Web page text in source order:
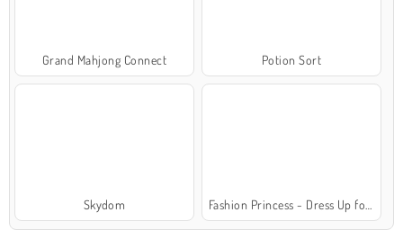
Grand Mahjong Connect Potion Sort
Skydom